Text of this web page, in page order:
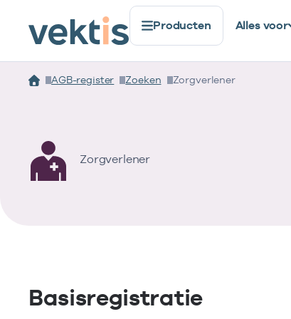
Producten Alles voor
AGB-register Zoeken Zorgverlener
Zorgverlener
Basisregistratie